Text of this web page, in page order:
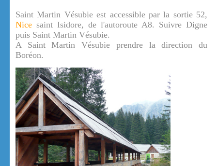
Saint Martin Vésubie est accessible par la sortie 52,
Nice saint Isidore, de l'autoroute A8. Suivre Digne
puis Saint Martin Vésubie.
A Saint Martin Vésubie prendre la direction du
Boréon.